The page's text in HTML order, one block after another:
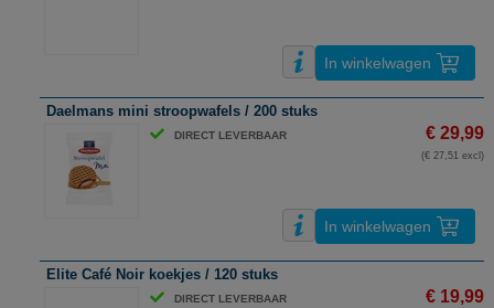
In winkelwagen
Daelmans mini stroopwafels / 200 stuks
DIRECT LEVERBAAR € 29,99
(€ 27,51 excl)
In winkelwagen
Elite Café Noir koekjes / 120 stuks
DIRECT LEVERBAAR € 19,99